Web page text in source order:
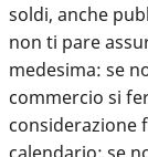
soldi, anche
non ti pare
medesima: se
commercio si
considerazione